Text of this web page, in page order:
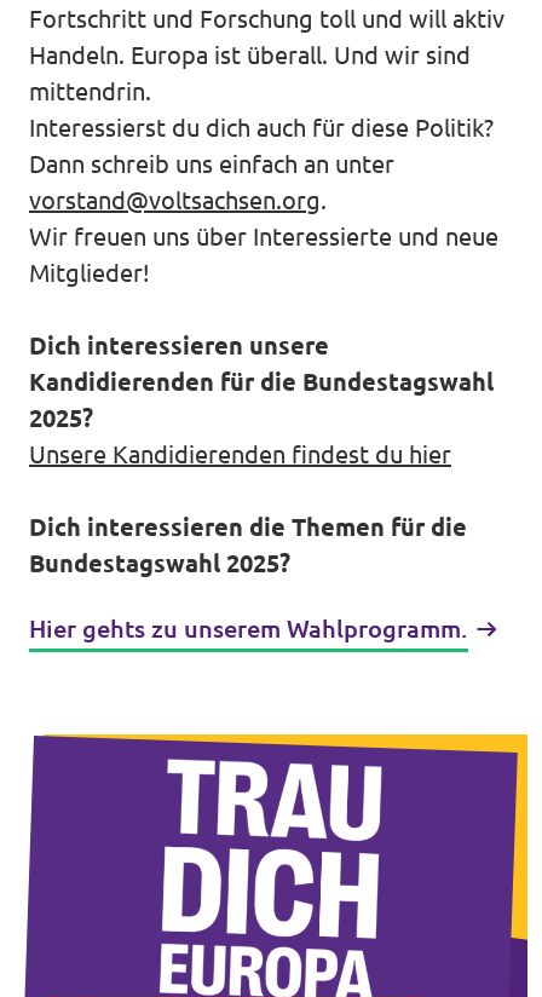
Volt in deinem Bundesland
Volt Deutschland Merchandise Shop
Unsere Events
Presse
Mache bei uns mit!
Deine Spende für Volt!
Datenschutz
Impressum
Fortschritt und Forschung toll und will aktiv
Handeln. Europa ist überall. Und wir sind
mittendrin.
Interessierst du dich auch für diese Politik?
Dann schreib uns einfach an unter
vorstand@voltsachsen.org.
Wir freuen uns über Interessierte und neue
Mitglieder!
Dich interessieren unsere
Kandidierenden für die Bundestagswahl
2025?
Unsere Kandidierenden findest du hier
Dich interessieren die Themen für die
Bundestagswahl 2025?
Hier gehts zu unserem Wahlprogramm.